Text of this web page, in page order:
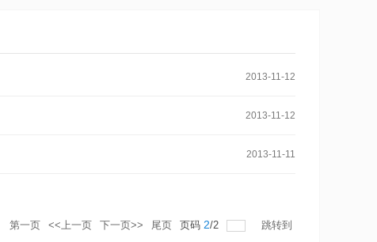
2013-11-12
2013-11-12
2013-11-11
第一页 <<上一页 下一页>> 尾页 页码 2/2 跳转到